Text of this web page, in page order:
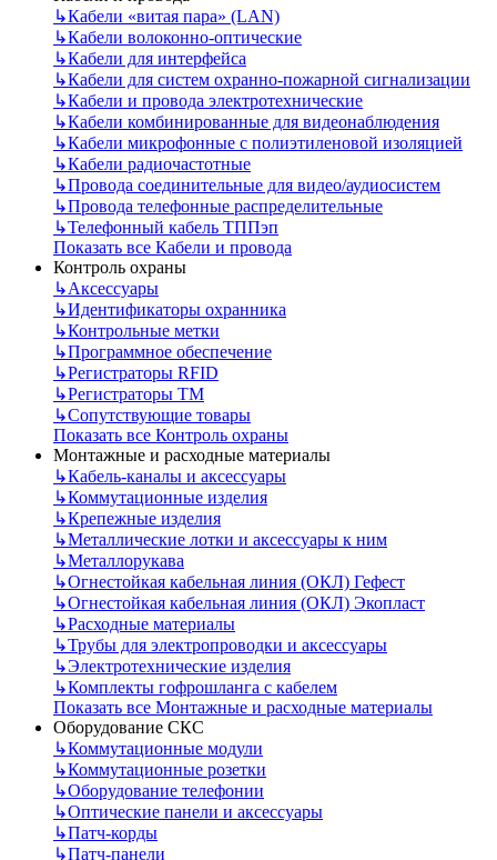
↳Кабели «витая пара» (LAN)
↳Кабели волоконно-оптические
↳Кабели для интерфейса
↳Кабели для систем охранно-пожарной сигнализации
↳Кабели и провода электротехнические
↳Кабели комбинированные для видеонаблюдения
↳Кабели микрофонные с полиэтиленовой изоляцией
↳Кабели радиочастотные
↳Провода соединительные для видео/аудиосистем
↳Провода телефонные распределительные
↳Телефонный кабель ТППэп
Показать все Кабели и провода
Контроль охраны
↳Аксессуары
↳Идентификаторы охранника
↳Контрольные метки
↳Программное обеспечение
↳Регистраторы RFID
↳Регистраторы ТМ
↳Сопутствующие товары
Показать все Контроль охраны
Монтажные и расходные материалы
↳Кабель-каналы и аксессуары
↳Коммутационные изделия
↳Крепежные изделия
↳Металлические лотки и аксессуары к ним
↳Металлорукава
↳Огнестойкая кабельная линия (ОКЛ) Гефест
↳Огнестойкая кабельная линия (ОКЛ) Экопласт
↳Расходные материалы
↳Трубы для электропроводки и аксессуары
↳Электротехнические изделия
↳Комплекты гофрошланга с кабелем
Показать все Монтажные и расходные материалы
Оборудование СКС
↳Коммутационные модули
↳Коммутационные розетки
↳Оборудование телефонии
↳Оптические панели и аксессуары
↳Патч-корды
↳Патч-панели